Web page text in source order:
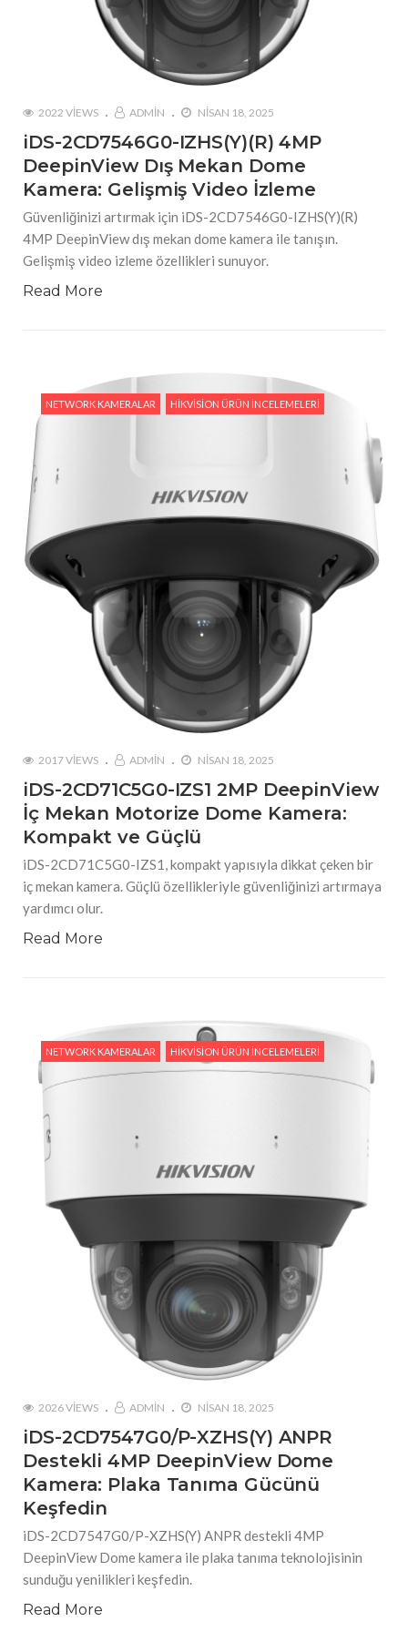
2022 VIEWS ADMIN NISAN 18, 2025
iDS-2CD7546G0-IZHS(Y)(R) 4MP
DeepinView Dış Mekan Dome
Kamera: Gelişmiş Video İzleme
Güvenliğinizi artırmak için iDS-2CD7546G0-IZHS(Y)(R)
4MP DeepinView dış mekan dome kamera ile tanışın.
Gelişmiş video izleme özellikleri sunuyor.
Read More
NETWORK KAMERALAR HIKVISION ÜRÜN İNCELEMELERI
2017 VIEWS ADMIN NISAN 18, 2025
iDS-2CD71C5G0-IZS1 2MP DeepinView
İç Mekan Motorize Dome Kamera:
Kompakt ve Güçlü
iDS-2CD71C5G0-IZS1, kompakt yapısıyla dikkat çeken bir
iç mekan kamera. Güçlü özellikleriyle güvenliğinizi artırmaya
yardımcı olur.
Read More
NETWORK KAMERALAR HIKVISION ÜRÜN İNCELEMELERI
2026 VIEWS ADMIN NISAN 18, 2025
iDS-2CD7547G0/P-XZHS(Y) ANPR
Destekli 4MP DeepinView Dome
Kamera: Plaka Tanıma Gücünü
Keşfedin
iDS-2CD7547G0/P-XZHS(Y) ANPR destekli 4MP
DeepinView Dome kamera ile plaka tanıma teknolojisinin
sunduğu yenilikleri keşfedin.
Read More